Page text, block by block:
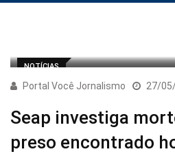
NOTÍCIAS
Portal Você Jornalismo 27/
Seap investiga
preso encontrado